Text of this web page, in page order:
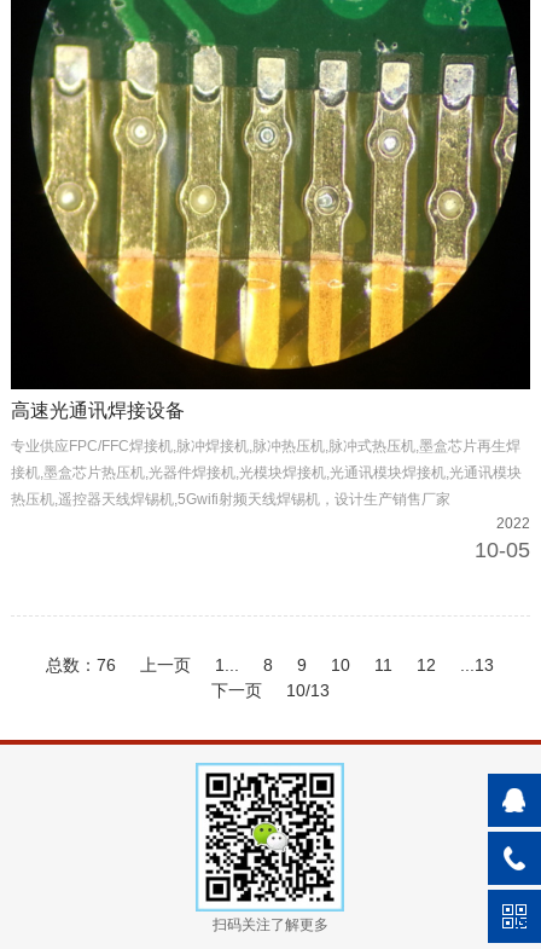
高速光通讯焊接设备
专业供应FPC/FFC焊接机,脉冲焊接机,脉冲热压机,脉冲式热压机,墨盒芯片再生焊
接机,墨盒芯片热压机,光器件焊接机,光模块焊接机,光通讯模块焊接机,光通讯模块
热压机,遥控器天线焊锡机,5Gwifi射频天线焊锡机，设计生产销售厂家
2022
10-05
总数：76 上一页 1... 8 9 10 11 12
...13
下一页
10/13
扫码关注了解更多